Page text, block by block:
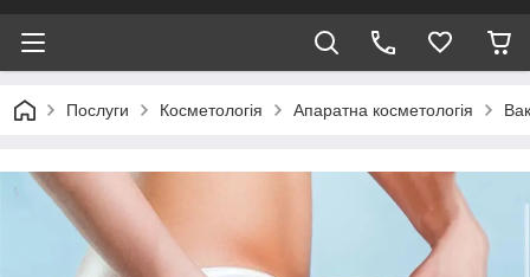
Послуги Косметологія Апаратна косметологія